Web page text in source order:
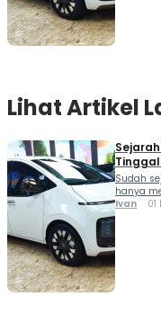
Lihat Artikel
Sudah
hanya
atau
Ivan 01